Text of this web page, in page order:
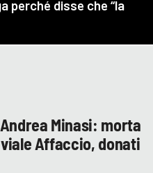
Minasi: morta
Affaccio, donati